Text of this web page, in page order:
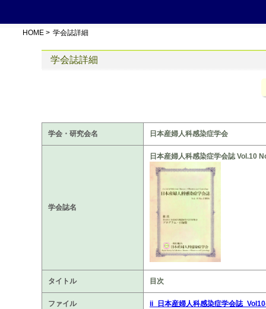
HOME > 学会誌詳細
学会誌詳細
学会・研究会名 日本産婦人科感染症学会
学会誌名
日本産婦人科感染症学会誌 Vol.10
タイトル 目次
ファイル ii_日本産婦人科感染症学会誌